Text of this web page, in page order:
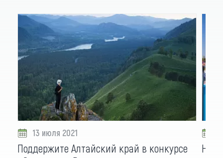
13 июля 2021
Поддержите Алтайский край в конкурсе
На